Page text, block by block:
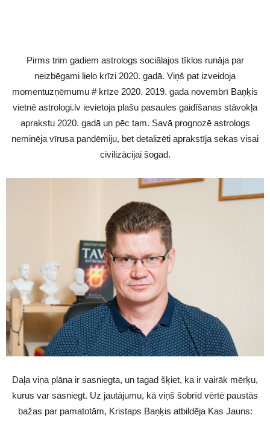
Pirms trim gadiem astrologs sociālajos tīklos runāja par
neizbēgami lielo krīzi 2020. gadā. Viņš pat izveidoja
momentuzņēmumu # krīze 2020. 2019. gada novembrī Baņķis
vietnē astrologi.lv ievietoja plašu pasaules gaidīšanas stāvokļa
aprakstu 2020. gadā un pēc tam. Savā prognozē astrologs
neminēja vīrusa pandēmiju, bet detalizēti aprakstīja sekas visai
civilizācijai šogad.
Daļa viņa plāna ir sasniegta, un tagad šķiet, ka ir vairāk mērķu,
kurus var sasniegt. Uz jautājumu, kā viņš šobrīd vērtē paustās
bažas par pamatotām, Kristaps Baņķis atbildēja Kas Jauns: